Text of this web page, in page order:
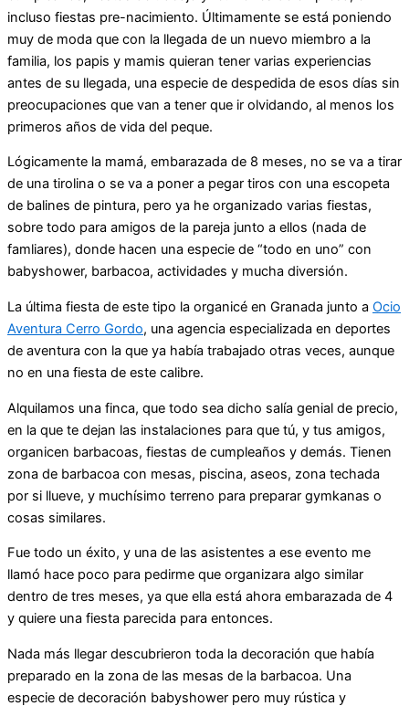
incluso fiestas pre-nacimiento. Últimamente se está poniendo
muy de moda que con la llegada de un nuevo miembro a la
familia, los papis y mamis quieran tener varias experiencias
antes de su llegada, una especie de despedida de esos días sin
preocupaciones que van a tener que ir olvidando, al menos los
primeros años de vida del peque.
Lógicamente la mamá, embarazada de 8 meses, no se va a tirar
de una tirolina o se va a poner a pegar tiros con una escopeta
de balines de pintura, pero ya he organizado varias fiestas,
sobre todo para amigos de la pareja junto a ellos (nada de
famliares), donde hacen una especie de “todo en uno” con
babyshower, barbacoa, actividades y mucha diversión.
La última fiesta de este tipo la organicé en Granada junto a Ocio
Aventura Cerro Gordo, una agencia especializada en deportes
de aventura con la que ya había trabajado otras veces, aunque
no en una fiesta de este calibre.
Alquilamos una finca, que todo sea dicho salía genial de precio,
en la que te dejan las instalaciones para que tú, y tus amigos,
organicen barbacoas, fiestas de cumpleaños y demás. Tienen
zona de barbacoa con mesas, piscina, aseos, zona techada
por si llueve, y muchísimo terreno para preparar gymkanas o
cosas similares.
Fue todo un éxito, y una de las asistentes a ese evento me
llamó hace poco para pedirme que organizara algo similar
dentro de tres meses, ya que ella está ahora embarazada de 4
y quiere una fiesta parecida para entonces.
Nada más llegar descubrieron toda la decoración que había
preparado en la zona de las mesas de la barbacoa. Una
especie de decoración babyshower pero muy rústica y